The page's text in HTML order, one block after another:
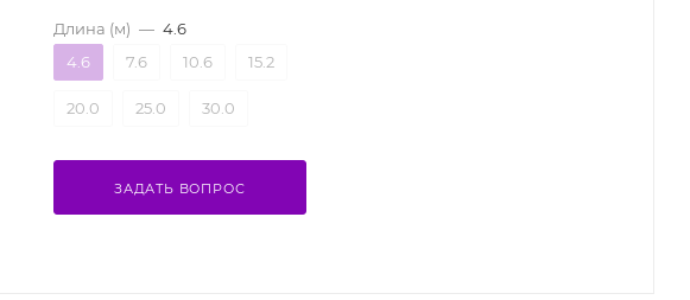
Длина (м) — 4.6
4.6
7.6 10.6 15.2
20.0 25.0 30.0
ЗАДАТЬ ВОПРОС